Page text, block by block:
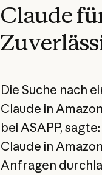
Claude
Die Suche nach
Claude in
bei ASAPP,
Claude in
Anfragen